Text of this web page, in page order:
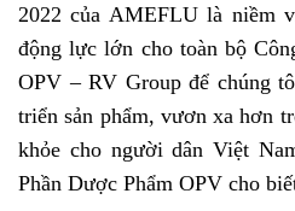
2022 của AMEFLU là niềm
động lực lớn cho toàn bộ
OPV – RV Group để chúng
triển sản phẩm, vươn xa hơn
khỏe cho người dân Việt
Phần Dược Phẩm OPV cho